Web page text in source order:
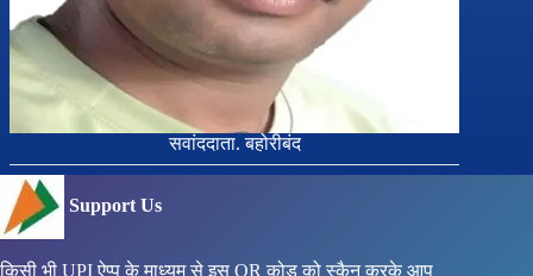
सवांददाता. बहोरीबंद
Support Us
किसी भी UPI ऐप्प के माध्यम से इस QR कोड को स्कैन करके आप